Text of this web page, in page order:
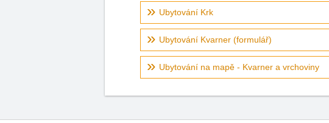
Ubytování Krk
Ubytování Kvarner (formulář)
Ubytování na mapě - Kvarner a vrchoviny